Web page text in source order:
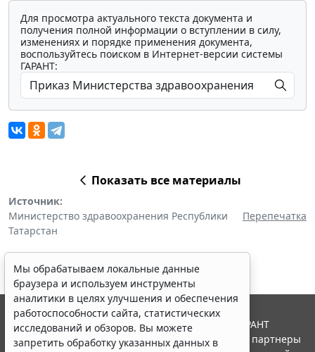
Для просмотра актуального текста документа и
получения полной информации о вступлении в силу,
изменениях и порядке применения документа,
воспользуйтесь поиском в Интернет-версии системы
ГАРАНТ:
Показать все материалы
Источник:
Министерство здравоохранения Республики
Татарстан
Перепечатка
Мы обрабатываем локальные данные
браузера и используем инструменты
аналитики в целях улучшения и обеспечения
работоспособности сайта, статистических
исследований и обзоров. Вы можете
запретить обработку указанных данных в
© ООО "НПП "ГАРАНТ-СЕРВИС", 2026. Система ГАРАНТ
выпускается с 1990 года. Компания "Гарант" и ее партнеры